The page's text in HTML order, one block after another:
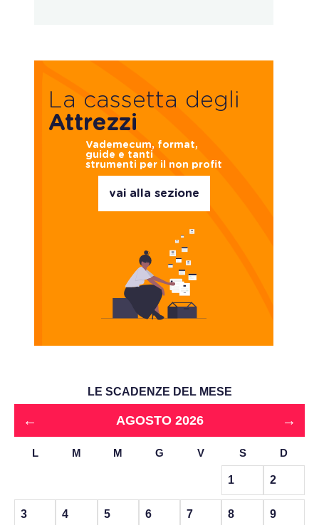
La cassetta degli
Attrezzi
Vademecum, format,
guide e tanti
strumenti per il non profit
vai alla sezione
LE SCADENZE DEL MESE
← AGOSTO 2026 →
L M M G V S D
1 2
3 4 5 6 7 8 9